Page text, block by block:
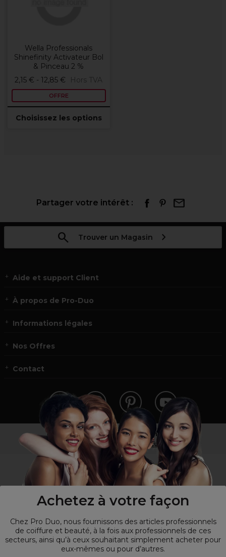
Achetez à votre façon
Chez Pro Duo, nous fournissons des articles professionnels
de coiffure et beauté, à la fois aux professionnels de ces
secteurs, ainsi qu’à ceux souhaitant simplement acheter pour
eux-mêmes ou pour d’autres.
Wella Professionals
Shinefinity Activateur Bol
& Pinceau 2 %
2,15 € - 12,85 €
Hors TVA
OFFRE
Choisissez les options
Partager votre intérêt :
Trouver un Magasin
Aide et support Client
À propos de Pro-Duo
Informations légales
Nos Offres
Contact
Vous n’êtes pas un professionnel ?
Visitez notre site pour les particuliers!